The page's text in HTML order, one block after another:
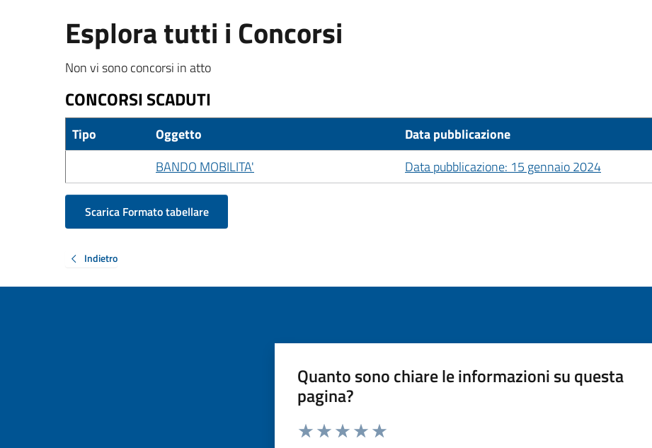
Esplora tutti i Concorsi
Non vi sono concorsi in atto
CONCORSI SCADUTI
Tipo Oggetto
Data pubblicazione
BANDO MOBILITA'
Data pubblicazione: 15 gennaio 2024
Scarica Formato tabellare
Indietro
Quanto sono chiare le informazioni su questa
pagina?
Valuta da 1 a 5 stelle la pagina